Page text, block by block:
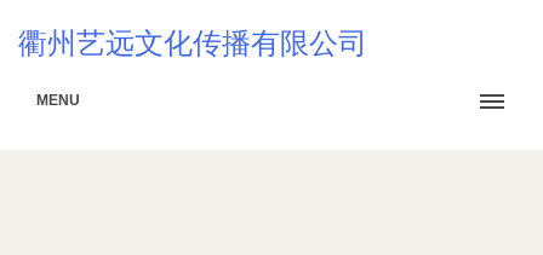
衢州艺远文化传播有限公司
MENU